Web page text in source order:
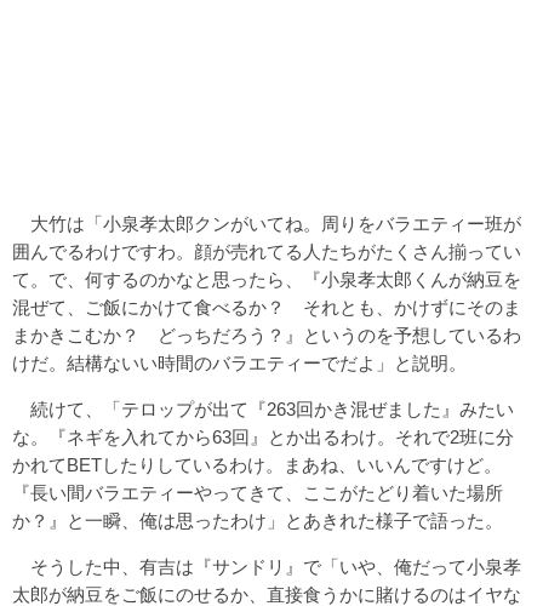
大竹は「小泉孝太郎クンがいてね。周りをバラエティー班が
囲んでるわけですわ。顔が売れてる人たちがたくさん揃ってい
て。で、何するのかなと思ったら、『小泉孝太郎くんが納豆を
混ぜて、ご飯にかけて食べるか？ それとも、かけずにそのま
まかきこむか？ どっちだろう？』というのを予想しているわ
けだ。結構ないい時間のバラエティーでだよ」と説明。
続けて、「テロップが出て『263回かき混ぜました』みたい
な。『ネギを入れてから63回』とか出るわけ。それで2班に分
かれてBETしたりしているわけ。まあね、いいんですけど。
『長い間バラエティーやってきて、ここがたどり着いた場所
か？』と一瞬、俺は思ったわけ」とあきれた様子で語った。
そうした中、有吉は『サンドリ』で「いや、俺だって小泉孝
太郎が納豆をご飯にのせるか、直接食うかに賭けるのはイヤな